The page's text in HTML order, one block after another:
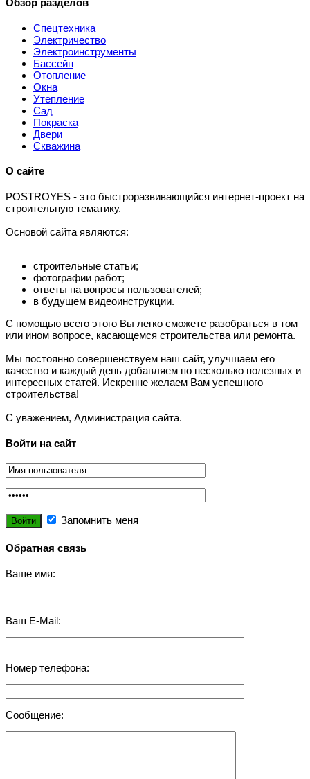
Спецтехника
Электричество
Электроинструменты
Бассейн
Отопление
Окна
Утепление
Сад
Покраска
Двери
Скважина
О сайте
POSTROYES - это быстроразвивающийся интернет-проект на
строительную тематику.
Основой сайта являются:
строительные статьи;
фотографии работ;
ответы на вопросы пользователей;
в будущем видеоинструкции.
С помощью всего этого Вы легко сможете разобраться в том
или ином вопросе, касающемся строительства или ремонта.
Мы постоянно совершенствуем наш сайт, улучшаем его
качество и каждый день добавляем по несколько полезных и
интересных статей. Искренне желаем Вам успешного
строительства!
С уважением, Администрация сайта.
Войти на сайт
Запомнить меня
Обратная связь
Ваше имя:
Ваш E-Mail:
Номер телефона:
Сообщение: